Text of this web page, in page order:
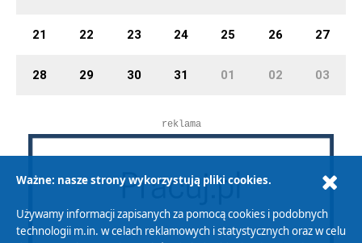
21 22 23 24 25 26 27
28 29 30 31 01 02 03
reklama
Ważne: nasze strony wykorzystują pliki cookies.
Używamy informacji zapisanych za pomocą cookies i podobnych
technologii m.in. w celach reklamowych i statystycznych oraz w celu